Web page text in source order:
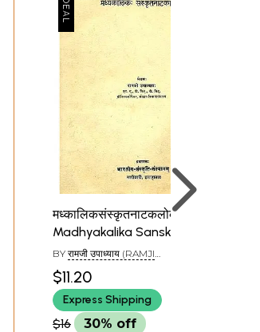
मध्कालिकसंस्कृतनाटकलोक:
Madhyakalika Sanskrit
Natakaloka
BY रामजी उपाध्याय (RAMJI
$11.20
Express Shipping
$16 30% off